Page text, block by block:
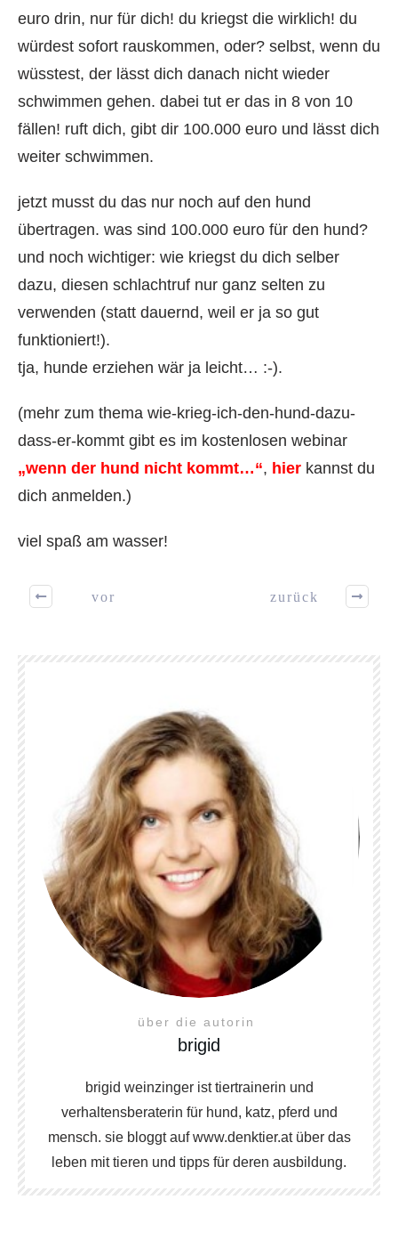
euro drin, nur für dich! du kriegst die wirklich! du
würdest sofort rauskommen, oder? selbst, wenn du
wüsstest, der lässt dich danach nicht wieder
schwimmen gehen. dabei tut er das in 8 von 10
fällen! ruft dich, gibt dir 100.000 euro und lässt dich
weiter schwimmen.
jetzt musst du das nur noch auf den hund
übertragen. was sind 100.000 euro für den hund?
und noch wichtiger: wie kriegst du dich selber
dazu, diesen schlachtruf nur ganz selten zu
verwenden (statt dauernd, weil er ja so gut
funktioniert!).
tja, hunde erziehen wär ja leicht… :-).
(mehr zum thema wie-krieg-ich-den-hund-dazu-
dass-er-kommt gibt es im kostenlosen webinar
„wenn der hund nicht kommt…“, hier kannst du
dich anmelden.)
viel spaß am wasser!
vor zurück
über die autorin
brigid
brigid weinzinger ist tiertrainerin und
verhaltensberaterin für hund, katz, pferd und
mensch. sie bloggt auf www.denktier.at über das
leben mit tieren und tipps für deren ausbildung.